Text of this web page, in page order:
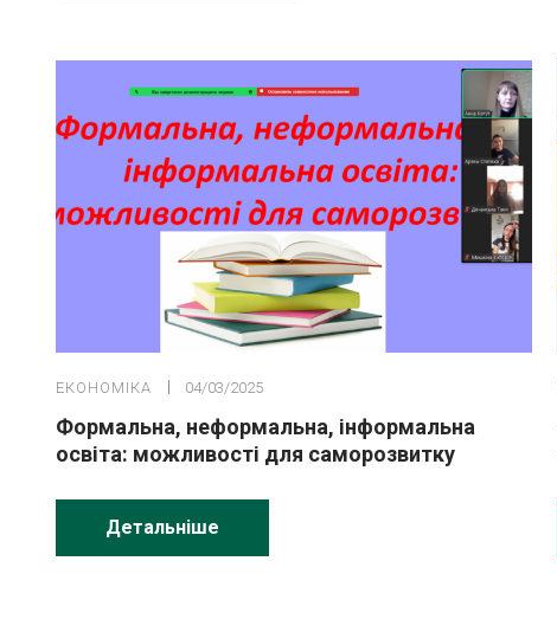
ЕКОНОМІКА 04/03/2025
Формальна, неформальна, інформальна
освіта: можливості для саморозвитку
Детальніше